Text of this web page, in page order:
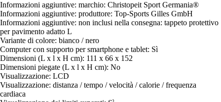
Informazioni aggiuntive: marchio: Christopeit Sport Germania®
Informazioni aggiuntive: produttore: Top-Sports Gilles GmbH
Informazioni aggiuntive: non inclusi nella consegna: tappeto protettivo
per pavimento adatto L
Variante di colore: bianco / nero
Computer con supporto per smartphone e tablet: Sì
Dimensioni (L x l x H cm): 111 x 66 x 152
Dimensioni piegate (L x l x H cm): No
Visualizzazione: LCD
Visualizzazione: distanza / tempo / velocità / calorie / frequenza
cardiaca